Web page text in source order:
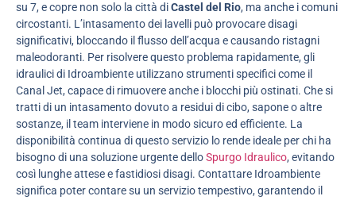
su 7, e copre non solo la città diCastel del Rio, ma anche i comuni
circostanti. L’intasamento dei lavelli può provocare disagi
significativi, bloccando il flusso dell’acqua e causando ristagni
maleodoranti. Per risolvere questo problema rapidamente, gli
idraulici di Idroambiente utilizzano strumenti specifici come il
Canal Jet, capace di rimuovere anche i blocchi più ostinati. Che si
tratti di un intasamento dovuto a residui di cibo, sapone o altre
sostanze, il team interviene in modo sicuro ed efficiente. La
disponibilità continua di questo servizio lo rende ideale per chi ha
bisogno di una soluzione urgente delloSpurgo Idraulico, evitando
così lunghe attese e fastidiosi disagi. Contattare Idroambiente
significa poter contare su un servizio tempestivo, garantendo il